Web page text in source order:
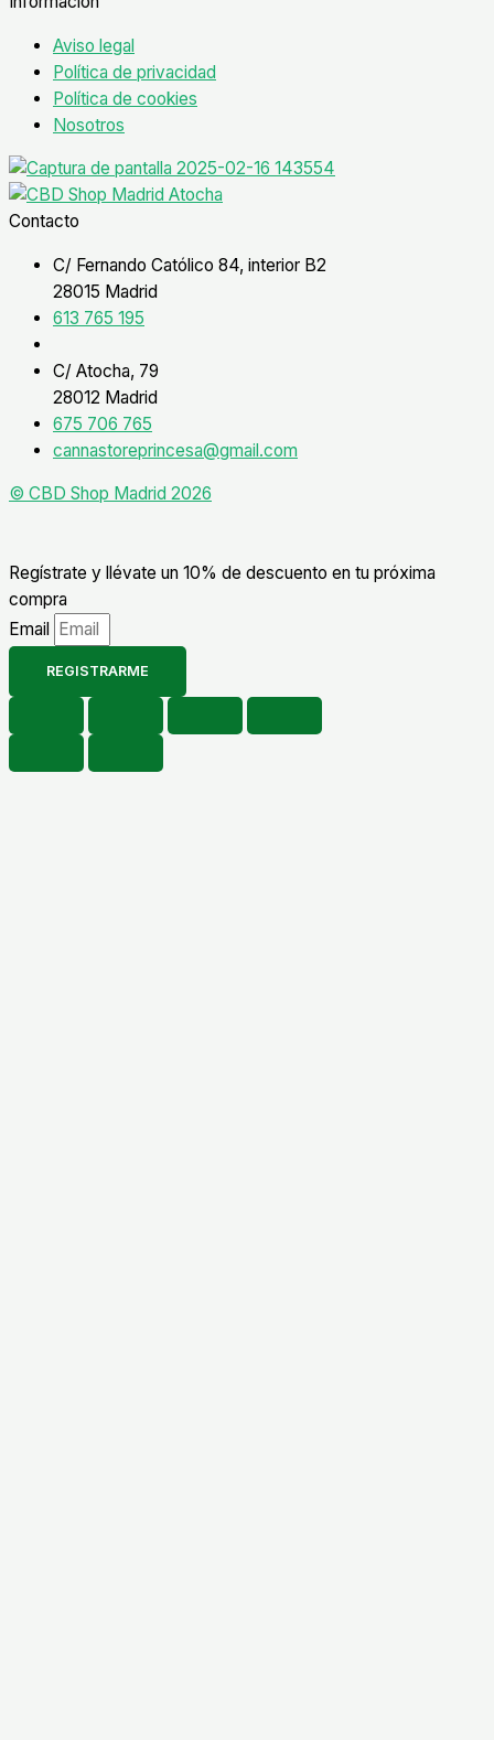
Aviso legal
Política de privacidad
Política de cookies
Nosotros
Contacto
C/ Fernando Católico 84, interior B2
28015 Madrid
613 765 195
C/ Atocha, 79
28012 Madrid
675 706 765
cannastoreprincesa@gmail.com
© CBD Shop Madrid 2026
Regístrate y llévate un 10% de descuento en tu próxima
compra
Email
REGISTRARME